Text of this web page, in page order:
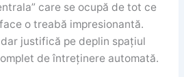
care se ocupă de tot ce
o treabă impresionantă.
justifică pe deplin spațiul
de întreținere automată.